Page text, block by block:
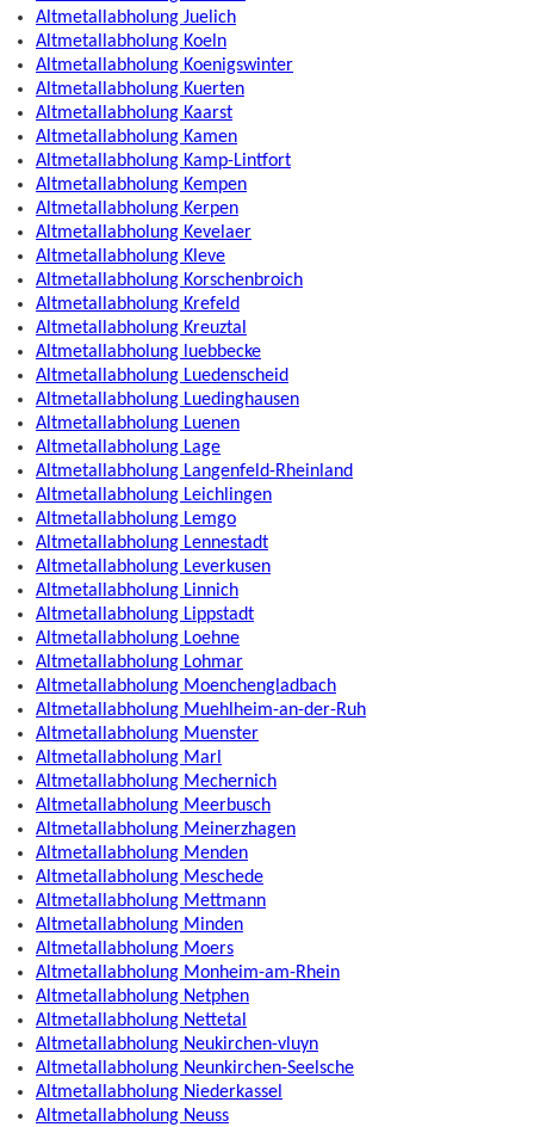
Altmetallabholung Juelich
Altmetallabholung Koeln
Altmetallabholung Koenigswinter
Altmetallabholung Kuerten
Altmetallabholung Kaarst
Altmetallabholung Kamen
Altmetallabholung Kamp-Lintfort
Altmetallabholung Kempen
Altmetallabholung Kerpen
Altmetallabholung Kevelaer
Altmetallabholung Kleve
Altmetallabholung Korschenbroich
Altmetallabholung Krefeld
Altmetallabholung Kreuztal
Altmetallabholung luebbecke
Altmetallabholung Luedenscheid
Altmetallabholung Luedinghausen
Altmetallabholung Luenen
Altmetallabholung Lage
Altmetallabholung Langenfeld-Rheinland
Altmetallabholung Leichlingen
Altmetallabholung Lemgo
Altmetallabholung Lennestadt
Altmetallabholung Leverkusen
Altmetallabholung Linnich
Altmetallabholung Lippstadt
Altmetallabholung Loehne
Altmetallabholung Lohmar
Altmetallabholung Moenchengladbach
Altmetallabholung Muehlheim-an-der-Ruh
Altmetallabholung Muenster
Altmetallabholung Marl
Altmetallabholung Mechernich
Altmetallabholung Meerbusch
Altmetallabholung Meinerzhagen
Altmetallabholung Menden
Altmetallabholung Meschede
Altmetallabholung Mettmann
Altmetallabholung Minden
Altmetallabholung Moers
Altmetallabholung Monheim-am-Rhein
Altmetallabholung Netphen
Altmetallabholung Nettetal
Altmetallabholung Neukirchen-vluyn
Altmetallabholung Neunkirchen-Seelsche
Altmetallabholung Niederkassel
Altmetallabholung Neuss